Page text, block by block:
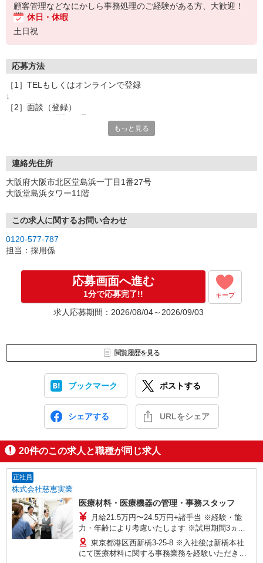
顧客管理などなにかしら事務処理のご経験がある方、大歓迎！
休日・休暇
土日祝
応募方法
［1］TELもしくはオンラインで登録
↓
［2］面談（登録）
［3］お仕事の紹介
ご希望条件に合うお仕事があればその他のお仕事もご紹介
↓
就業にあたっての手続きを行います。
↓
［5］お仕事スタート
出勤初日は営業担当が同行するので
※ご応募のタイミングによっては募集が終了している場合もござい
ます。予めご了承ください。
もっと見る
連絡先住所
大阪府大阪市北区堂島浜一丁目1番27号
大阪堂島浜タワー11階
この求人に関するお問い合わせ
0120-577-787
担当：採用係
応募画面へ進む
1分で応募完了!! キープ
求人応募期間：2026/08/04～2026/09/03
閲覧履歴を見る
ブックマーク ポストする
シェアする URLをシェア
20件のこの求人と職種が同じ求人
正社員
株式会社慈恵実業
医療材料・医療機器の管理・事務スタッフ
月給21.5万円〜24.5万円+諸手当 ※経験・能
力・年齢により考慮いたします ※試用期間3ヵ月
あり（期間中は月給20.5万円以上） ※賞与年2回
（昨年度実績 平均5.5ヶ月分） ■年収例■ 想定年
収375万円〜530万円※経験等考慮 ・20代：年収
東京都港区西新橋3-25-8 ※入社後は新橋本社
にて医療材料に関する事務業務を経験いただきま